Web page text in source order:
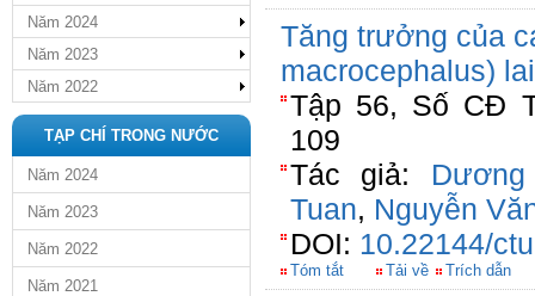
Năm 2024
Năm 2023
Năm 2022
TẠP CHÍ TRONG NƯỚC
Năm 2024
Năm 2023
Năm 2022
Năm 2021
Tăng trưởng của
macrocephalus)
Tập 56, Số CĐ
109
Tác giả:
Tuan, Nguyễn
DOI: 10.22144/
Tóm tắt Tải về Trích dẫn